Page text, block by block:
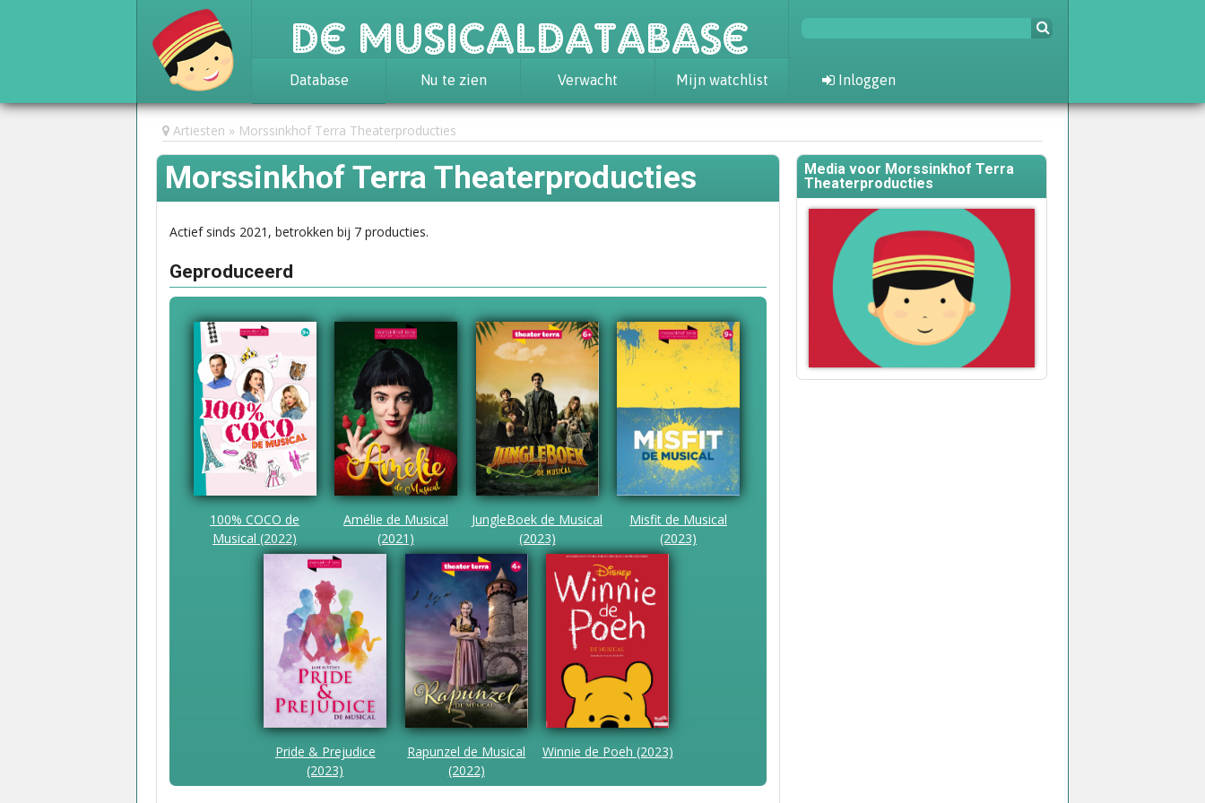
De Musicaldatabase
Database
Achtergrond
Awards
Statistieken
Nu te zien Verwacht Mijn watchlist Inloggen
Artiesten Morssinkhof Terra Theaterproducties
Morssinkhof Terra Theaterproducties
Actief sinds 2021, betrokken bij 7 producties.
Geproduceerd
100% COCO de
Musical (2022)
Amélie de Musical
(2021)
JungleBoek de Musical
(2023)
Misfit de Musical
(2023)
Pride & Prejudice
(2023)
Rapunzel de Musical
(2022)
Winnie de Poeh (2023)
Media voor Morssinkhof Terra
Theaterproducties